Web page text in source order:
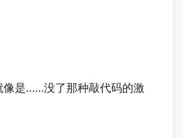
像是……没了那种敲代码的激